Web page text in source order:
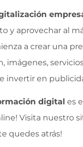
y aprovechar al
a crear una
imágenes,
invertir en
digital es
Visita nuestro
quedes atrás!